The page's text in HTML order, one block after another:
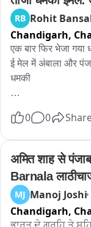
RB Rohit
Chandigarh,
एक बार फिर भेजा गया
ई मेल में अंबाला और
धमकी
0 0
अमित शाह से पंजाब
Barnala
MJ Manoj Joshi
Chandigarh,
ਭਾਰਤ ਦੇ ਗ੍ਰਹਿ ਤੇ